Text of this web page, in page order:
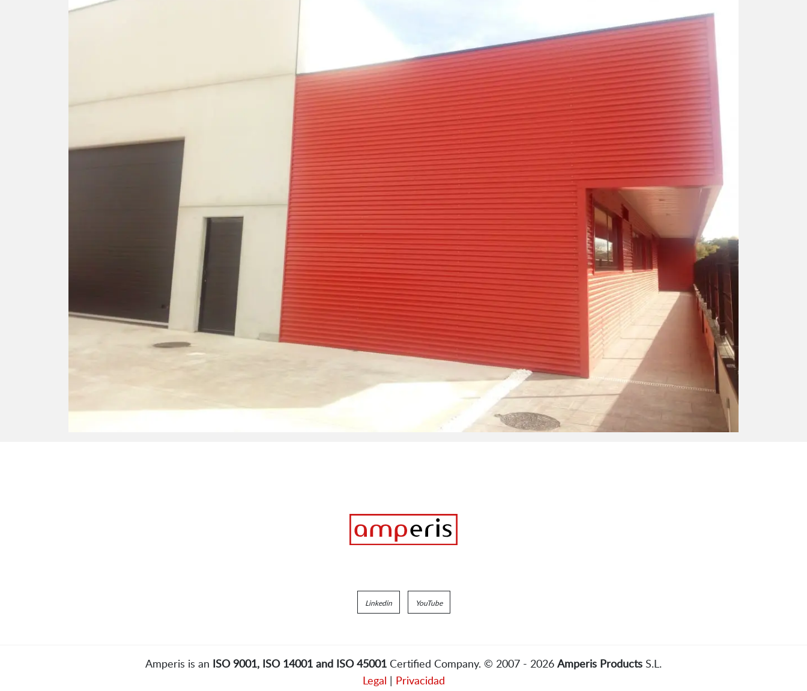
Linkedin YouTube
Amperis is an ISO 9001, ISO 14001 and ISO 45001 Certified Company. © 2007 - 2026 Amperis Products S.L.
Legal | Privacidad